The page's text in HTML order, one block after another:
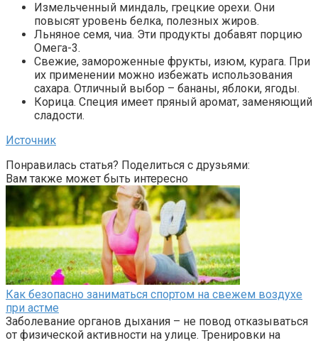
Измельченный миндаль, грецкие орехи. Они
повысят уровень белка, полезных жиров.
Льняное семя, чиа. Эти продукты добавят порцию
Омега-3.
Свежие, замороженные фрукты, изюм, курага. При
их применении можно избежать использования
сахара. Отличный выбор – бананы, яблоки, ягоды.
Корица. Специя имеет пряный аромат, заменяющий
сладости.
Источник
Понравилась статья? Поделиться с друзьями:
Вам также может быть интересно
Как безопасно заниматься спортом на свежем воздухе
при астме
Заболевание органов дыхания – не повод отказываться
от физической активности на улице. Тренировки на